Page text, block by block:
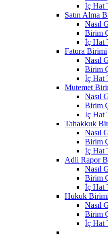
İç Hat
Satın Alma
Nasıl
Birim
İç Hat
Fatura Birimi
Nasıl
Birim
İç Hat
Mutemet
Nasıl
Birim
İç Hat
Tahakkuk
Nasıl
Birim
İç Hat
Adli Rapor
Nasıl
Birim
İç Hat
Hukuk Birimi
Nasıl
Birim
İç Hat